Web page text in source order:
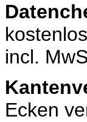
incl.
Ecken